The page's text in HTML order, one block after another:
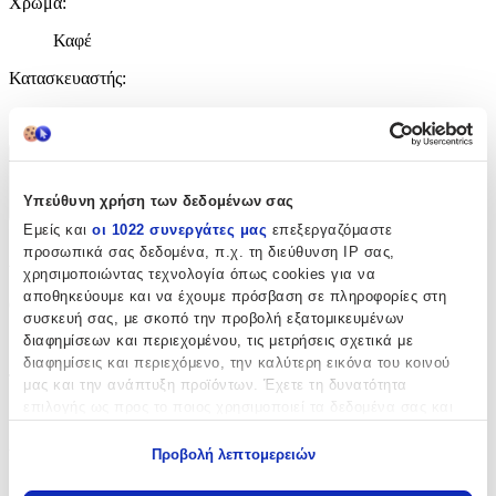
Υπεύθυνη χρήση των δεδομένων σας
Εμείς και οι 1022 συνεργάτες μας επεξεργαζόμαστε
προσωπικά σας δεδομένα, π.χ. τη διεύθυνση IP σας,
χρησιμοποιώντας τεχνολογία όπως cookies για να
αποθηκεύουμε και να έχουμε πρόσβαση σε πληροφορίες στη
συσκευή σας, με σκοπό την προβολή εξατομικευμένων
διαφημίσεων και περιεχομένου, τις μετρήσεις σχετικά με
διαφημίσεις και περιεχόμενο, την καλύτερη εικόνα του κοινού
μας και την ανάπτυξη προϊόντων. Έχετε τη δυνατότητα
Προβολή λεπτομερειών
Καφέ
Κατασκευαστής:
+
Χαρακτηριστικά
Θέμα:
Αυτοκίνητα
Τύπος :
Μπρελόκ